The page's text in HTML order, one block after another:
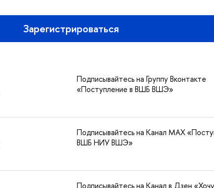
Зарегистрироваться
Подписывайтесь на Группу Вконтакте
«Поступление в ВШБ ВШЭ»
Подписывайтесь на Канал MAX
ВШБ НИУ ВШЭ»
Подписывайтесь на Канал в Дзен